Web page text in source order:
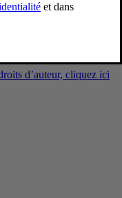
d’auteur, cliquez ici